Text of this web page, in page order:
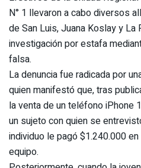
N° 1 llevaron a cabo diversos
de San Luis, Juana Koslay y La
investigación por estafa
falsa.
La denuncia fue radicada por
quien manifestó que, tras
la venta de un teléfono iPhone
un sujeto con quien se
individuo le pagó $1.240.000
equipo.